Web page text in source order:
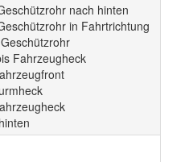
nach hinten
in Fahrtrichtung
Fahrzeugheck